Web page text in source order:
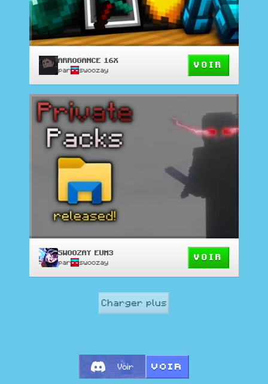
ARROGANCE 16X
par swoozay
VOIR
SWOOZAY EUM3
par swoozay
VOIR
Charger plus
Voir VOIR